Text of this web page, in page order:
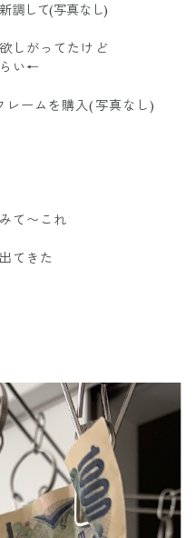
新調して(写真なし)
しがってたけど
い←
レームを購入(写真なし)
て〜これ
てきた